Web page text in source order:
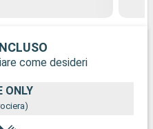
come desideri
ONLY